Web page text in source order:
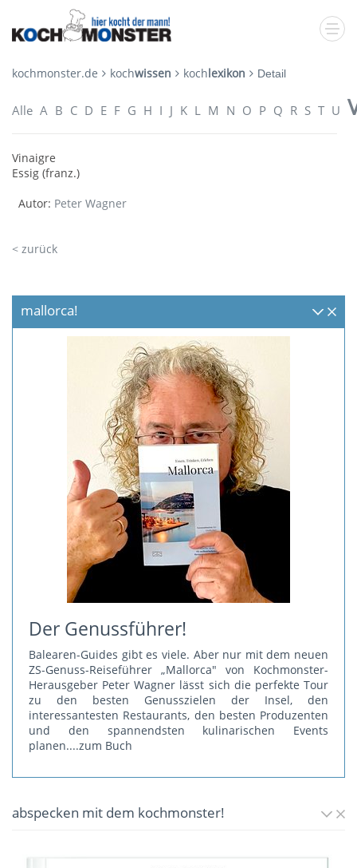
kochmonster.de kochwissen kochlexikon Detail
Alle A B C D E F G H I J K L M N O P Q R S T U
Vinaigre
Essig (franz.)
Autor: Peter Wagner
< zurück
mallorca!
Der Genussführer!
Balearen-Guides gibt es viele. Aber nur mit dem neuen
ZS-Genuss-Reiseführer „Mallorca" von Kochmonster-
Herausgeber Peter Wagner lässt sich die perfekte Tour
zu den besten Genusszielen der Insel, den
interessantesten Restaurants, den besten Produzenten
und den spannendsten kulinarischen Events
planen....zum Buch
abspecken mit dem kochmonster!